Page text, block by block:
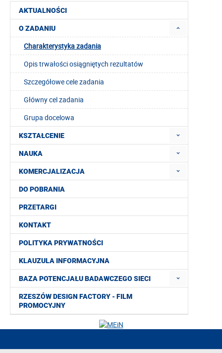
AKTUALNOŚCI
O ZADANIU
Charakterystyka zadania
Opis trwałości osiągniętych rezultatów
Szczegółowe cele zadania
Główny cel zadania
Grupa docelowa
KSZTAŁCENIE
NAUKA
KOMERCJALIZACJA
DO POBRANIA
PRZETARGI
KONTAKT
POLITYKA PRYWATNOŚCI
KLAUZULA INFORMACYJNA
BAZA POTENCJAŁU BADAWCZEGO SIECI
RZESZÓW DESIGN FACTORY - FILM
PROMOCYJNY